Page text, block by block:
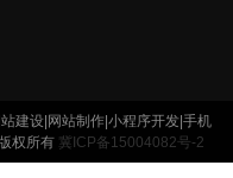
建设|网站制作|小程序开发|手机
权所有 冀ICP备15004082号-2